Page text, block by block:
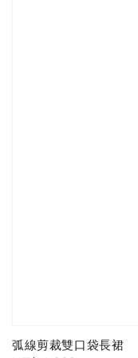
弧線剪裁雙口袋長裙